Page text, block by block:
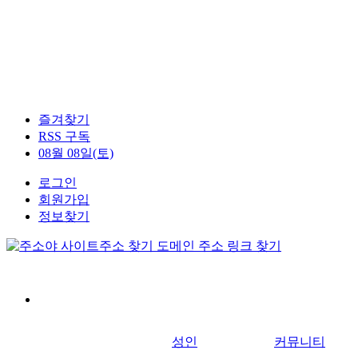
즐겨찾기
RSS 구독
08월 08일(토)
로그인
회원가입
정보찾기
성인 커뮤니티